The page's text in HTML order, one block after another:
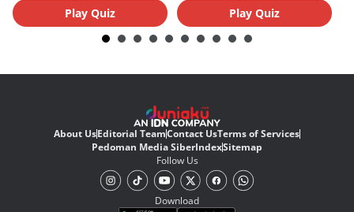
Play Quiz Play Quiz
About UsEditorial TeamContact UsTerms of Services
Pedoman Media SiberIndexSitemap
Follow Us
Download